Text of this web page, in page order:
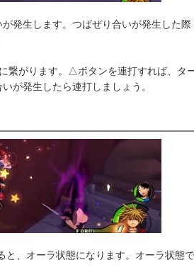
発生します。つばぜり合いが発生した際
繋がります。△ボタンを連打すれば、タ
が発生したら連打しましょう。
と、オーラ状態になります。オーラ状態で